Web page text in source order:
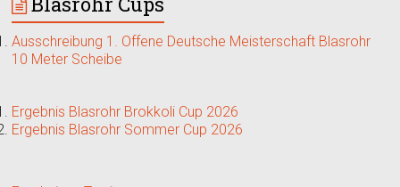
Ausschreibung 1. Offene Deutsche Meisterschaft Blasrohr
10 Meter Scheibe
Ergebnis Blasrohr Brokkoli Cup 2026
Ergebnis Blasrohr Sommer Cup 2026